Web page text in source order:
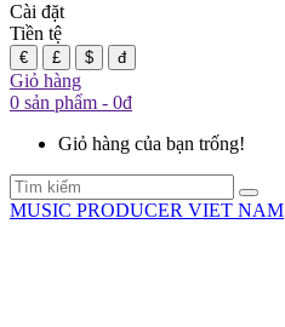
Cài đặt
Tiền tệ
€ £ $ đ
Giỏ hàng
0 sản phẩm - 0đ
Giỏ hàng của bạn trống!
MUSIC PRODUCER VIET NAM